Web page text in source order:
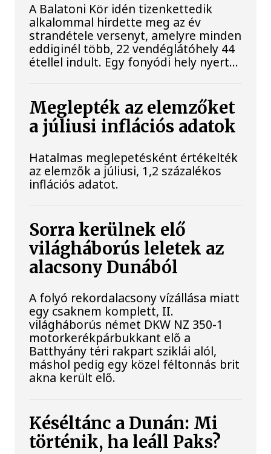
A Balatoni Kör idén tizenkettedik
alkalommal hirdette meg az év
strandétele versenyt, amelyre minden
eddiginél több, 22 vendéglátóhely 44
étellel indult. Egy fonyódi hely nyert...
Meglepték az elemzőket
a júliusi inflációs adatok
Hatalmas meglepetésként értékelték
az elemzők a júliusi, 1,2 százalékos
inflációs adatot.
Sorra kerülnek elő
világháborús leletek az
alacsony Dunából
A folyó rekordalacsony vízállása miatt
egy csaknem komplett, II.
világháborús német DKW NZ 350-1
motorkerékpárbukkant elő a
Batthyány téri rakpart sziklái alól,
máshol pedig egy közel féltonnás brit
akna került elő.
Késéltánc a Dunán: Mi
történik, ha leáll Paks?